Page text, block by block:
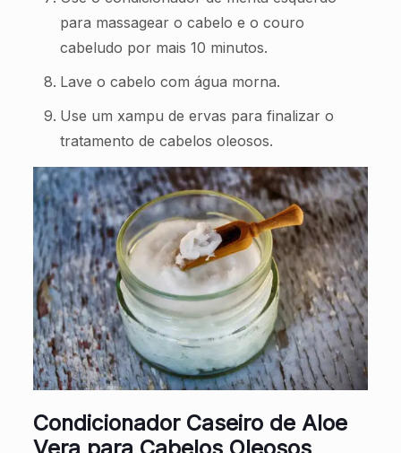
para massagear o cabelo e o couro
cabeludo por mais 10 minutos.
Lave o cabelo com água morna.
Use um xampu de ervas para finalizar o
tratamento de cabelos oleosos.
Condicionador Caseiro de Aloe